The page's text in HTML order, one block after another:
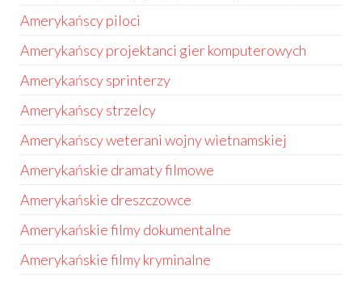
Amerykańscy piloci
Amerykańscy projektanci gier komputerowych
Amerykańscy sprinterzy
Amerykańscy strzelcy
Amerykańscy weterani wojny wietnamskiej
Amerykańskie dramaty filmowe
Amerykańskie dreszczowce
Amerykańskie filmy dokumentalne
Amerykańskie filmy kryminalne